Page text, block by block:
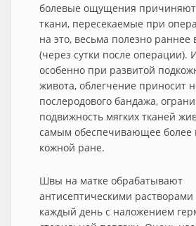
болевые ощущения причиняют
ткани, пересекаемые при
на это, весьма полезно раннее
(через сутки после операции).
особенно при развитой
живота, облегчение приносит
послеродового бандажа,
подвижность мягких тканей
самым обеспечивающее более
кожной ране.
Швы на матке обрабатывают
антисептическими
каждый день с наложением